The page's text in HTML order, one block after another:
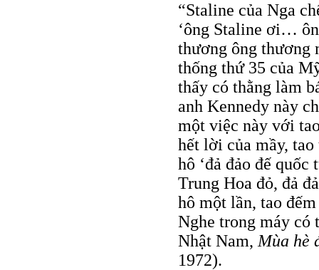
“Staline của Nga
‘ông Staline ơi…
thương ông thương
thống thứ 35 của
thấy có thằng làm
anh Kennedy này
một việc này với
hết lời của mầy,
hô ‘đả đảo đế quốc
Trung Hoa đỏ, đả
hô một lần, tao
Nghe trong máy có
Nhật Nam, Mùa hè
1972).